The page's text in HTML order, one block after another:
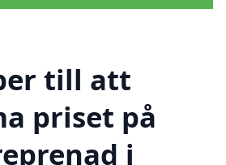
till att
priset på
i